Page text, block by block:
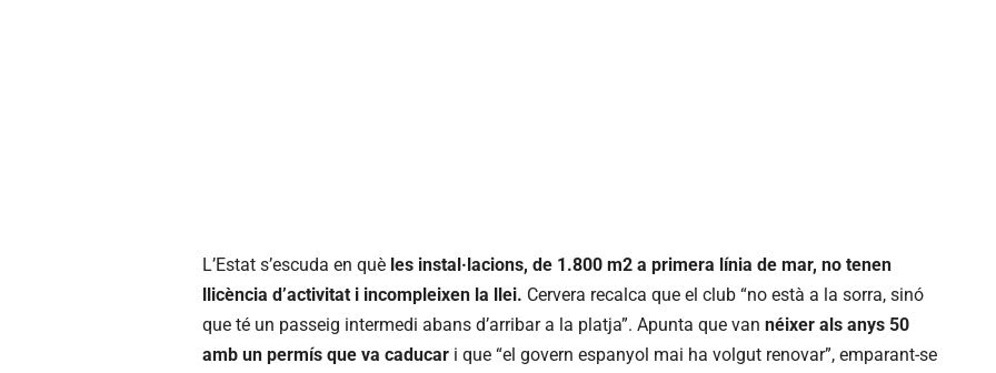
L’Estat s’escuda en què les instal·lacions, de 1.800 m2 a primera línia de mar, no tenen
llicència d’activitat i incompleixen la llei. Cervera recalca que el club “no està a la sorra, sinó
que té un passeig intermedi abans d’arribar a la platja”. Apunta que van néixer als anys 50
amb un permís que va caducar i que “el govern espanyol mai ha volgut renovar”, emparant-se